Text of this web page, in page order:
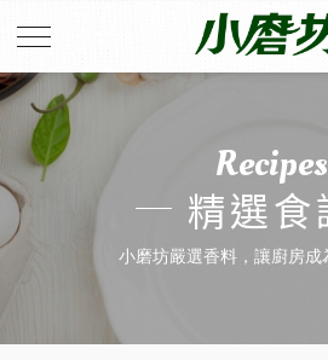
Recipes
精選食
小磨坊嚴選香料，讓廚房成